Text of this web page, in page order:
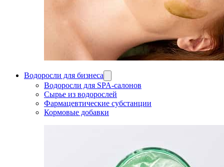
Водоросли для бизнеса
Водоросли для SPA-салонов
Сырье из водорослей
Фармацевтические субстанции
Кормовые добавки